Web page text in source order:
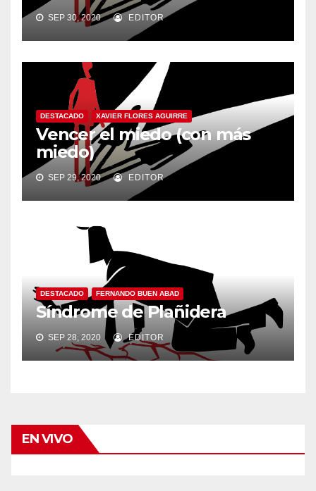
SEP 30, 2020 EDITOR
DESTACADO XAVIER FLORES AGUIRRE
Vencer el miedo (con más
miedo)
SEP 29, 2020 EDITOR
DESTACADO FERNANDO BUEN ABAD
Síndrome de Plañidera
SEP 28, 2020 EDITOR
EN VIVO